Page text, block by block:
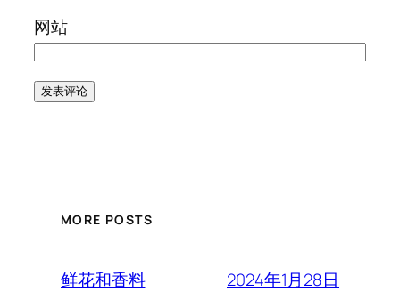
网站
MORE POSTS
鲜花和香料 2024年1月28日